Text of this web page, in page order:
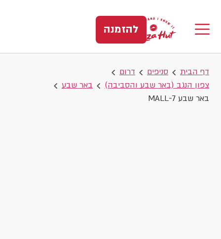
להזמנה
דף הבית סניפים
דרום
צפון הנגב (באר שבע והסביבה)
באר שבע
באר שבע MALL-7